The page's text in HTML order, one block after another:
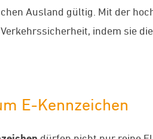
Ausland gültig. Mit der
indem sie
E-Kennzeichen